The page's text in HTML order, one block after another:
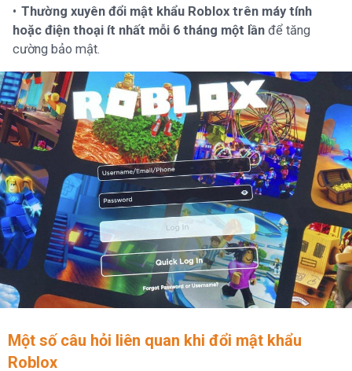
Thường xuyên đổi mật khẩu Roblox trên máy tính
hoặc điện thoại ít nhất mỗi 6 tháng một lần để tăng
cường bảo mật.
Một số câu hỏi liên quan khi đổi mật khẩu
Roblox